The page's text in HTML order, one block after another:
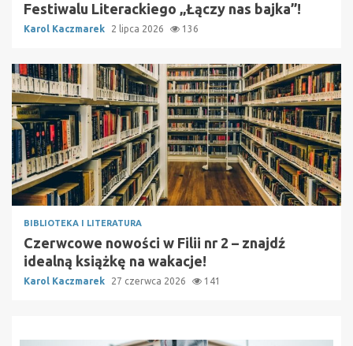
Festiwalu Literackiego „Łączy nas bajka”!
Karol Kaczmarek 2 lipca 2026 136
BIBLIOTEKA I LITERATURA
Czerwcowe nowości w Filii nr 2 – znajdź
idealną książkę na wakacje!
Karol Kaczmarek 27 czerwca 2026 141